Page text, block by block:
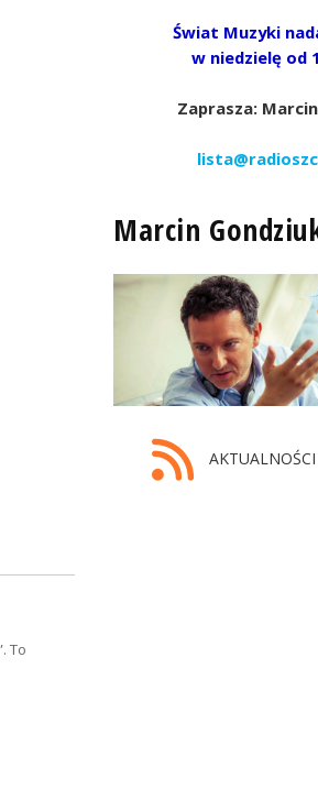
Świat Muzyki
w niedzielę od
Zaprasza:
Marcin
AKTUALNOŚCI
To